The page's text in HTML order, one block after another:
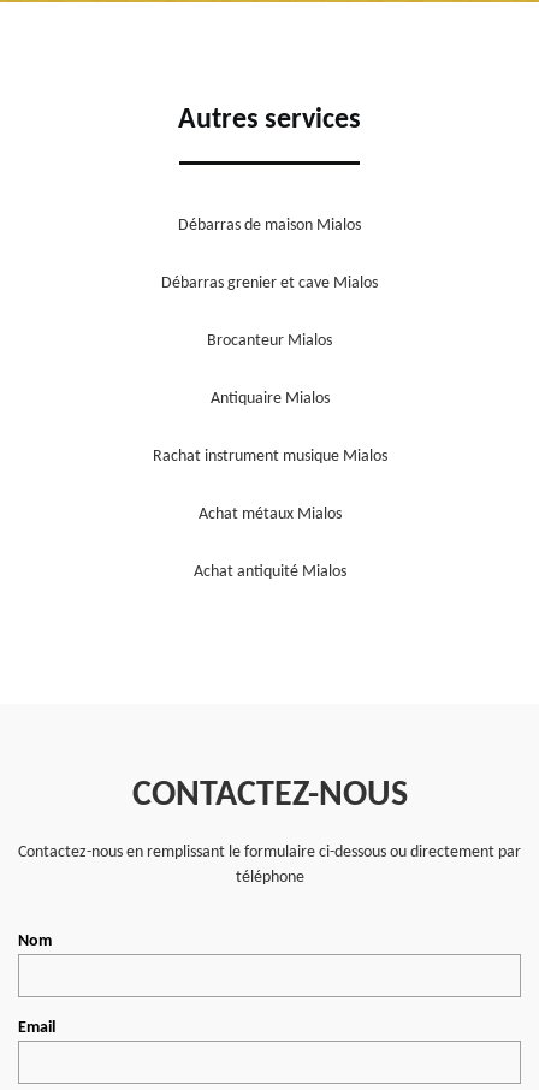
Autres services
Débarras de maison Mialos
Débarras grenier et cave Mialos
Brocanteur Mialos
Antiquaire Mialos
Rachat instrument musique Mialos
Achat métaux Mialos
Achat antiquité Mialos
CONTACTEZ-NOUS
Contactez-nous en remplissant le formulaire ci-dessous ou directement par
téléphone
Nom
Email